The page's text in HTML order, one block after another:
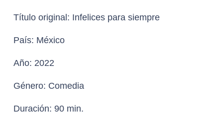
Título original: Infelices para siempre
País: México
Año: 2022
Género: Comedia
Duración: 90 min.